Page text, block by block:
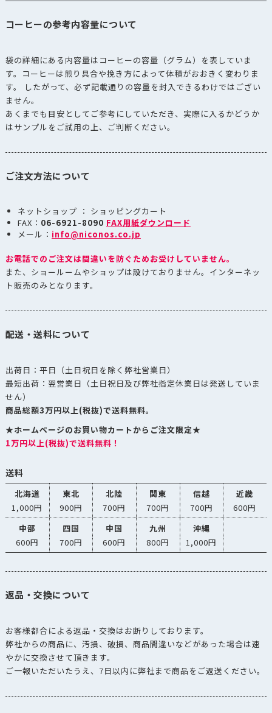
コーヒーの参考内容量について
袋の詳細にある内容量はコーヒーの容量（グラム）を表していま
す。コーヒーは煎り具合や挽き方によって体積がおおきく変わりま
す。 したがって、必ず記載通りの容量を封入できるわけではござい
ません。
あくまでも目安としてご参考にしていただき、実際に入るかどうか
はサンプルをご試用の上、ご判断ください。
ご注文方法について
ネットショップ ： ショッピングカート
FAX： 06-6921-8090 FAX用紙ダウンロード
メール： info@niconos.co.jp
お電話でのご注文は間違いを防ぐためお受けしていません。
また、ショールームやショップは設けておりません。インターネッ
ト販売のみとなります。
配送・送料について
出荷日：平日（土日祝日を除く弊社営業日）
最短出荷：翌営業日（土日祝日及び弊社指定休業日は発送していま
せん）
商品総額3万円以上(税抜)で送料無料。
★ホームページのお買い物カートからご注文限定★
1万円以上(税抜)で送料無料！
送料
北海道 東北 北陸 関東 信越
近畿
1,000円
900円 700円 700円 700円
600円
中部
四国 中国 九州
沖縄
600円
700円 600円 800円 1,000円
返品・交換について
お客様都合による返品・交換はお断りしております。
弊社からの商品に、汚損、破損、商品間違いなどがあった場合は速
やかに交換させて頂きます。
ご一報いただいたうえ、7日以内に弊社まで商品をご返送ください。